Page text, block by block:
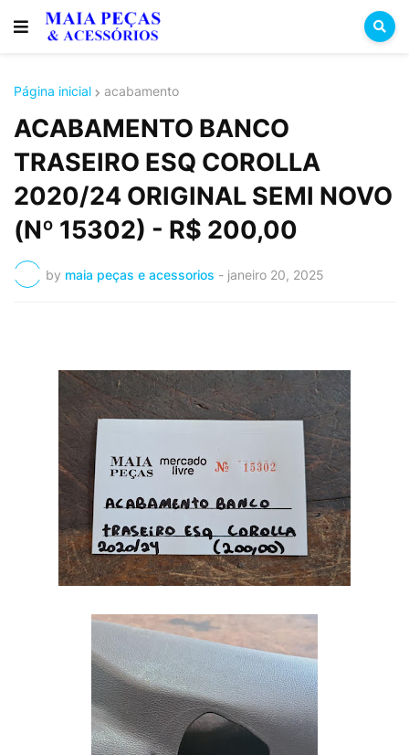
Página inicial acabamento
ACABAMENTO BANCO
TRASEIRO ESQ COROLLA
2020/24 ORIGINAL SEMI NOVO
(Nº 15302) - R$ 200,00
by maia peças e acessorios - janeiro 20, 2025